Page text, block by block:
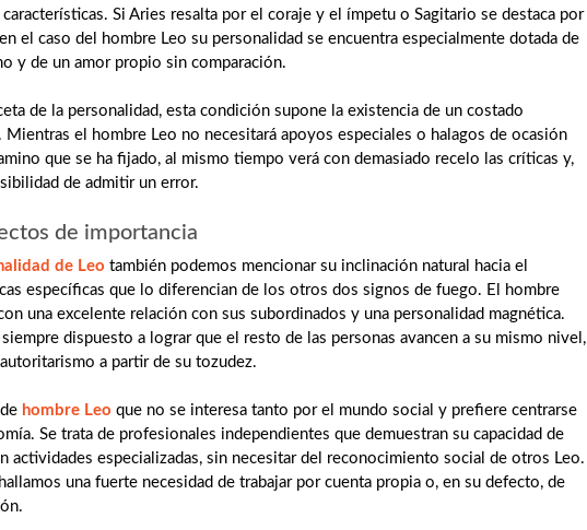
Si Aries resalta por el coraje y el ímpetu o Sagitario se destaca por
el caso del hombre Leo su personalidad se encuentra especialmente dotada de
y de un amor propio sin comparación.
de la personalidad, esta condición supone la existencia de un costado
el hombre Leo no necesitará apoyos especiales o halagos de ocasión
que se ha fijado, al mismo tiempo verá con demasiado recelo las críticas y,
de admitir un error.
de importancia
de Leo también podemos mencionar su inclinación natural hacia el
específicas que lo diferencian de los otros dos signos de fuego. El hombre
una excelente relación con sus subordinados y una personalidad magnética.
dispuesto a lograr que el resto de las personas avancen a su mismo nivel,
a partir de su tozudez.
hombre Leo que no se interesa tanto por el mundo social y prefiere centrarse
Se trata de profesionales independientes que demuestran su capacidad de
actividades especializadas, sin necesitar del reconocimiento social de otros Leo.
una fuerte necesidad de trabajar por cuenta propia o, en su defecto, de